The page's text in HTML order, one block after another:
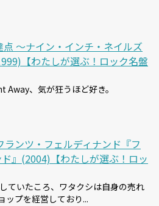
〜ナイン・インチ・ネイルズ
【わたしが選ぶ！ロック名盤
、気が狂うほど好き。
ンツ・フェルディナンド『フ
』(2004)【わたしが選ぶ！ロッ
ていたころ、ワタクシは自身の売れ
ップを経営しており...